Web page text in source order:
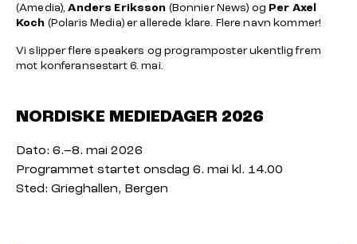
(Amedia),Anders Eriksson (Bonnier News) og Per Axel
Koch (Polaris Media) er allerede klare. Flere navn kommer!
Vi slipper flere speakers og programposter ukentlig frem
mot konferansestart 6. mai.
NORDISKE MEDIEDAGER 2026
Dato: 6.–8. mai 2026
Programmet startet onsdag 6. mai kl. 14.00
Sted: Grieghallen, Bergen